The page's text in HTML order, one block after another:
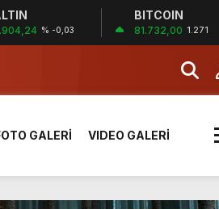
% -0,03
BITCOIN
81.732,00 1.271
etkili olacak
GALERİ VIDEO GALERİ